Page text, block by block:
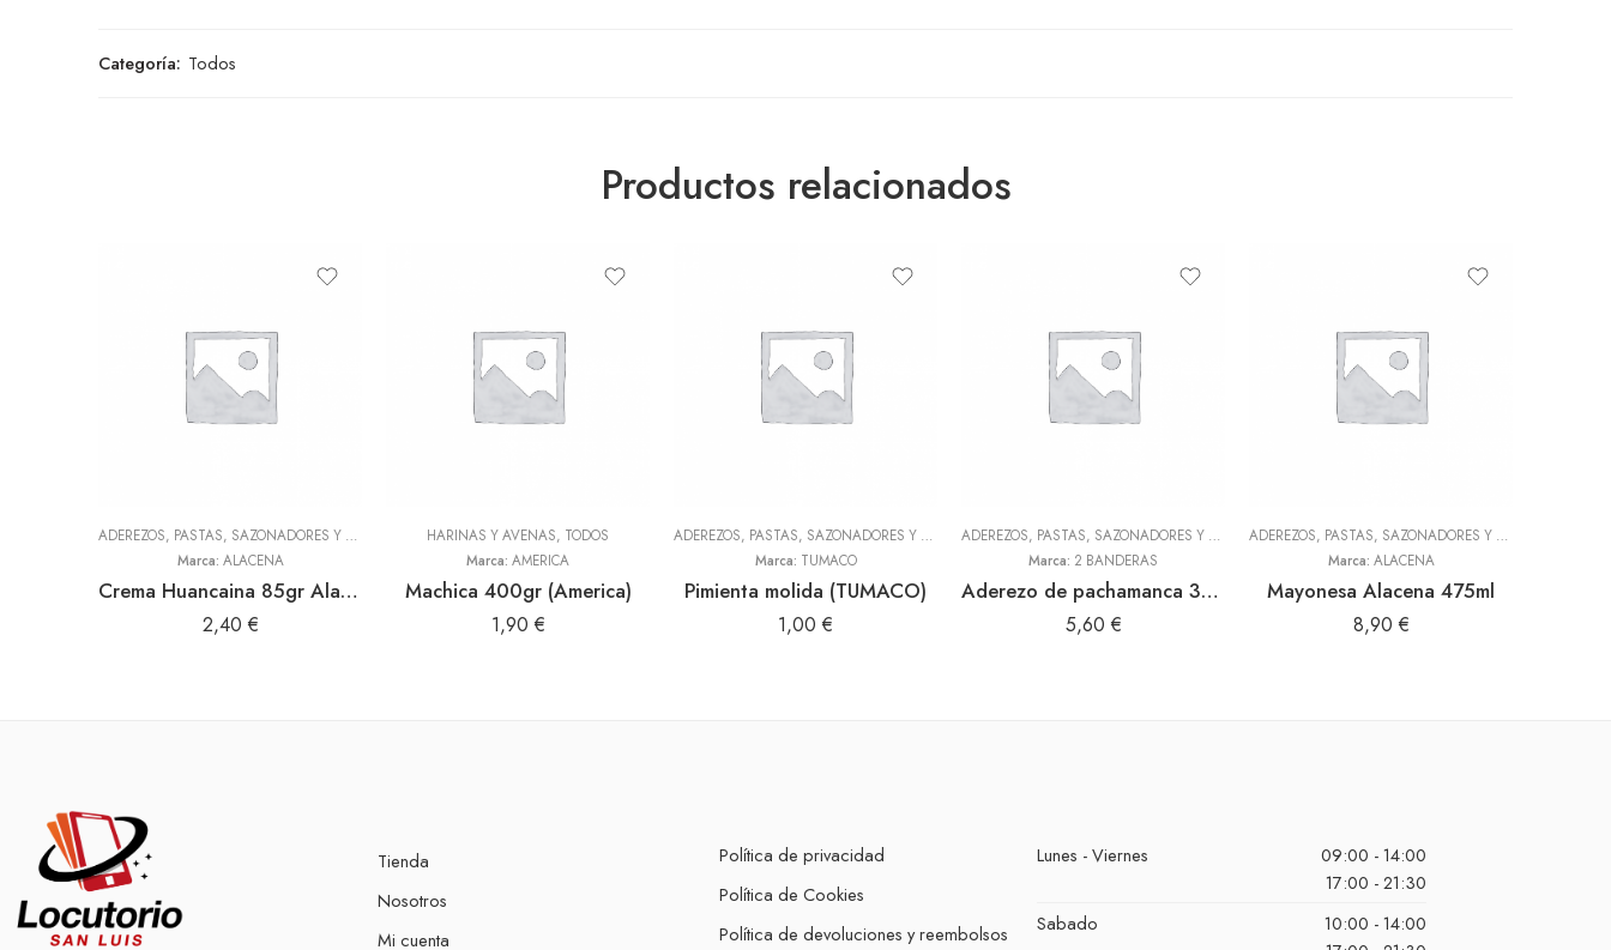
Categoría: Todos
Productos relacionados
ADEREZOS, PASTAS, SAZONADORES Y CONDIMENTOS ,TODOS
Marca: ALACENA
Crema Huancaina 85gr Alacena
2,40 €
HARINAS Y AVENAS, TODOS
Marca: AMERICA
Machica 400gr (America)
1,90 €
ADEREZOS, PASTAS, SAZONADORES Y CONDIMENTOS ,TODOS
Marca: TUMACO
Pimienta molida (TUMACO)
1,00 €
ADEREZOS, PASTAS, SAZONADORES Y CONDIMENTOS ,TODOS
Marca: 2 BANDERAS
Aderezo de pachamanca 300gr (2 Banderas)
5,60 €
ADEREZOS, PASTAS, SAZONADORES Y CONDIMENTOS
Marca: ALACENA
Mayonesa Alacena 475ml
8,90 €
Tienda
Nosotros
Mi cuenta
Política de privacidad
Política de Cookies
Política de devoluciones y reembolsos
Lunes - Viernes
09:00 - 14:00
17:00 - 21:30
Sabado
10:00 - 14:00